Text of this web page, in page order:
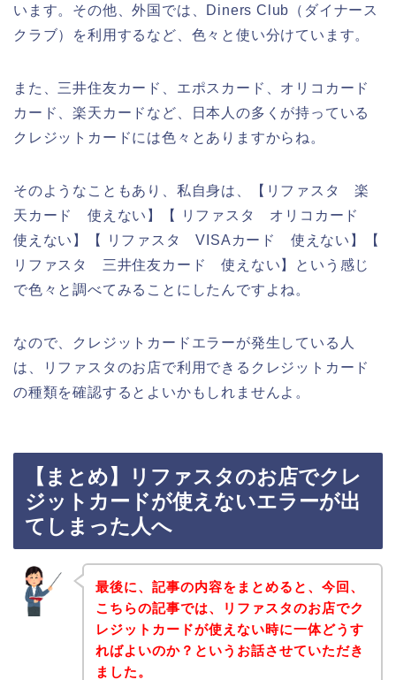
います。その他、外国では、Diners Club（ダイナース
クラブ）を利用するなど、色々と使い分けています。
また、三井住友カード、エポスカード、オリコカード
カード、楽天カードなど、日本人の多くが持っている
クレジットカードには色々とありますからね。
そのようなこともあり、私自身は、【リファスタ 楽
天カード 使えない】【 リファスタ オリコカード
使えない】【 リファスタ VISAカード 使えない】【
リファスタ 三井住友カード 使えない】という感じ
で色々と調べてみることにしたんですよね。
なので、クレジットカードエラーが発生している人
は、リファスタのお店で利用できるクレジットカード
の種類を確認するとよいかもしれませんよ。
【まとめ】リファスタのお店でクレ
ジットカードが使えないエラーが出
てしまった人へ
最後に、記事の内容をまとめると、今回、
こちらの記事では、リファスタのお店でク
レジットカードが使えない時に一体どうす
ればよいのか？というお話させていただき
ました。